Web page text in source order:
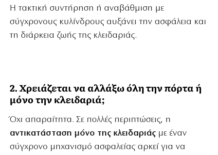
Η τακτική συντήρηση ή αναβάθμιση με
σύγχρονους κυλίνδρους αυξάνει την ασφάλεια και
τη διάρκεια ζωής της κλειδαριάς.
2. Χρειάζεται να αλλάξω όλη την πόρτα ή
μόνο την κλειδαριά;
Όχι απαραίτητα. Σε πολλές περιπτώσεις, η
αντικατάσταση μόνο της κλειδαριάς με έναν
σύγχρονο μηχανισμό ασφαλείας αρκεί για να